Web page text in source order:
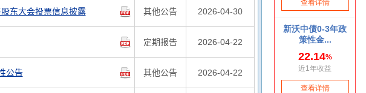
东大会投票信息披露 其他公告 2026-04-30
定期报告 2026-04-22
公告 其他公告 2026-04-22